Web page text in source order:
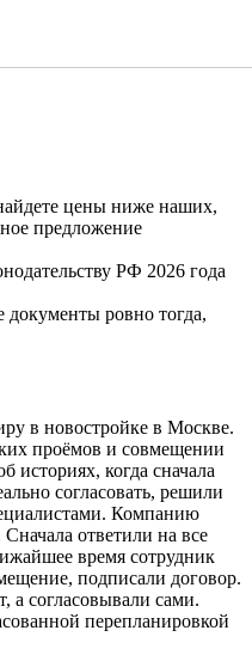
цены ниже наших,
предложение
РФ 2026 года
документы ровно тогда,
в новостройке в Москве.
проёмов и совмещении
историях, когда сначала
согласовать, решили
Компанию
ответили на все
время сотрудник
подписали договор.
согласовывали сами.
перепланировкой